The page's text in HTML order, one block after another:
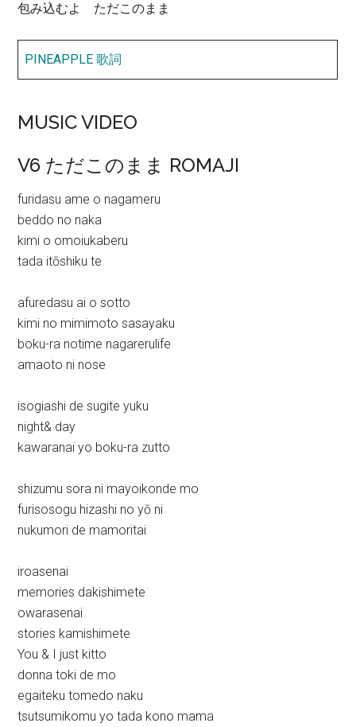
包み込むよ ただこのまま
PINEAPPLE 歌詞
MUSIC VIDEO
V6 ただこのまま ROMAJI
furidasu ame o nagameru
beddo no naka
kimi o omoiukaberu
tada itōshiku te
afuredasu ai o sotto
kimi no mimimoto sasayaku
boku-ra notime nagarerulife
amaoto ni nose
isogiashi de sugite yuku
night& day
kawaranai yo boku-ra zutto
shizumu sora ni mayoikonde mo
furisosogu hizashi no yō ni
nukumori de mamoritai
iroasenai
memories dakishimete
owarasenai
stories kamishimete
You & I just kitto
donna toki de mo
egaiteku tomedo naku
tsutsumikomu yo tada kono mama